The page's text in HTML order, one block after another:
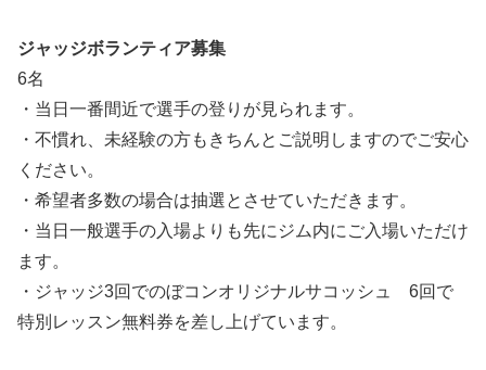
ジャッジボランティア募集
6名
・当日一番間近で選手の登りが見られます。
・不慣れ、未経験の方もきちんとご説明しますのでご安心
ください。
・希望者多数の場合は抽選とさせていただきます。
・当日一般選手の入場よりも先にジム内にご入場いただけ
ます。
・ジャッジ3回でのぼコンオリジナルサコッシュ 6回で
特別レッスン無料券を差し上げています。